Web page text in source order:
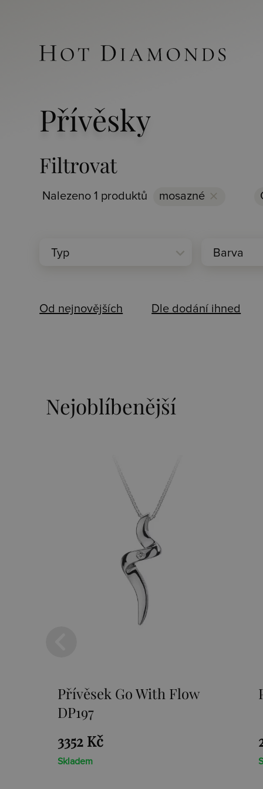
Přívěsky
Filtrovat
Nalezeno 1 produktů mosazné clear
expand_more
Typ Barva
Od nejnovějších Dle dodání ihned
Nejoblíbenější
Přívěsek Paradise DP230
2659 Kč
Skladem